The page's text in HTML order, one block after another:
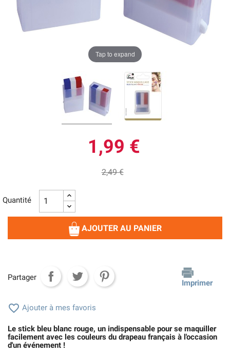
Tap to expand
1,99 €
2,49 €
Quantité
AJOUTER AU PANIER
Partager
Imprimer
 Ajouter à mes favoris
Le stick bleu blanc rouge, un indispensable pour se maquiller
facilement avec les couleurs du drapeau français à l'occasion
d'un événement !